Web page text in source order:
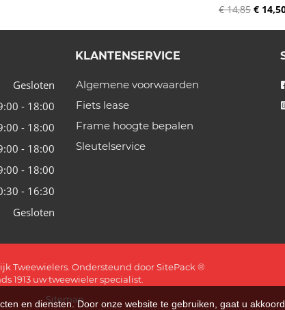
€ 14,85 €
Gesloten
- 18:00
- 18:00
- 18:00
- 18:00
- 16:30
Gesloten
KLANTENSERVICE
Algemene voorwaarden
Fiets lease
Frame hoogte bepalen
Sleutelservice
Tweewielers. Ondersteund doorSitePack ®
1913 uw tweewieler specialist.
Sitemap
en diensten. Door onze website te gebruiken, gaat u